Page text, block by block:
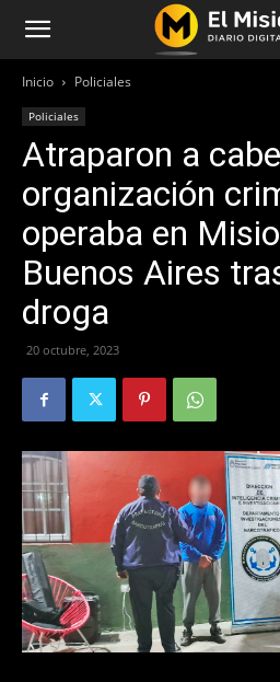
Inicio Policiales
Policiales
Atraparon a
organización
operaba en
Buenos Aires
droga
20 octubre, 2023